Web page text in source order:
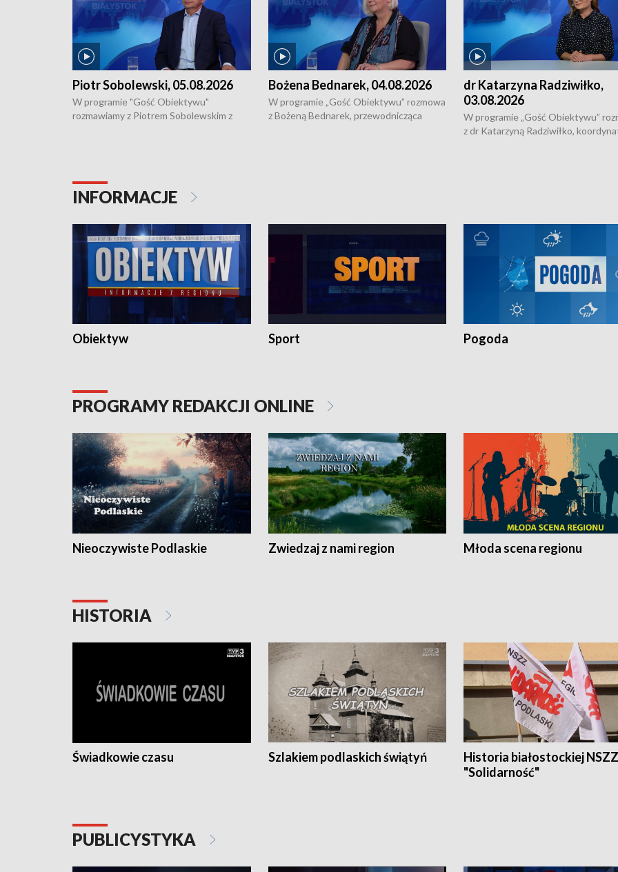
Piotr Sobolewski, 05.08.2026
W programie "Gość Obiektywu"
rozmawiamy z Piotrem Sobolewskim z
Bożena Bednarek, 04.08.2026
W programie „Gość Obiektywu” rozmowa
z Bożeną Bednarek, przewodnicząca
dr Katarzyna Radziwiłko,
03.08.2026
W programie „Gość Obiektywu”
z dr Katarzyną Radziwiłko,
INFORMACJE
Obiektyw Sport Pogoda
PROGRAMY REDAKCJI ONLINE
Nieoczywiste Podlaskie Zwiedzaj z nami region Młoda scena regionu
HISTORIA
Świadkowie czasu Szlakiem podlaskich świątyń
Historia białostockiej NSZZ
"Solidarność"
PUBLICYSTYKA